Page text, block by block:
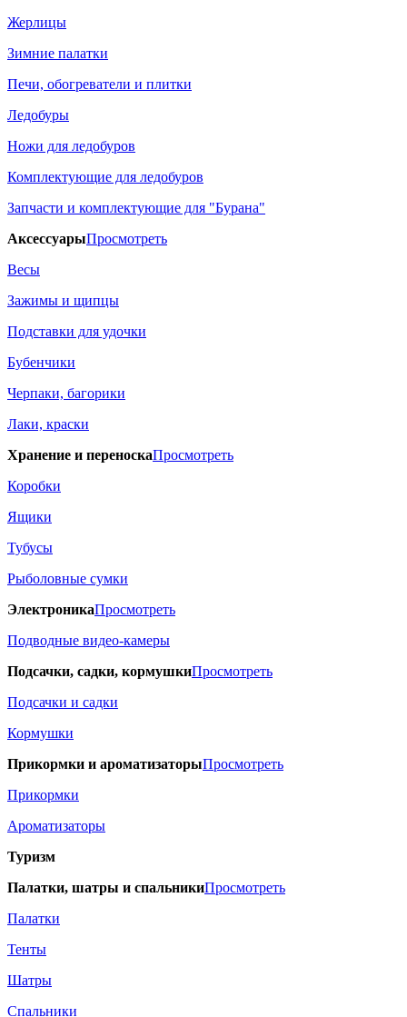
Жерлицы
Зимние палатки
Печи, обогреватели и плитки
Ледобуры
Ножи для ледобуров
Комплектующие для ледобуров
Запчасти и комплектующие для "Бурана"
АксессуарыПросмотреть
Весы
Зажимы и щипцы
Подставки для удочки
Бубенчики
Черпаки, багорики
Лаки, краски
Хранение и переноскаПросмотреть
Коробки
Ящики
Тубусы
Рыболовные сумки
ЭлектроникаПросмотреть
Подводные видео-камеры
Подсачки, садки, кормушкиПросмотреть
Подсачки и садки
Кормушки
Прикормки и ароматизаторыПросмотреть
Прикормки
Ароматизаторы
Туризм
Палатки, шатры и спальникиПросмотреть
Палатки
Тенты
Шатры
Спальники